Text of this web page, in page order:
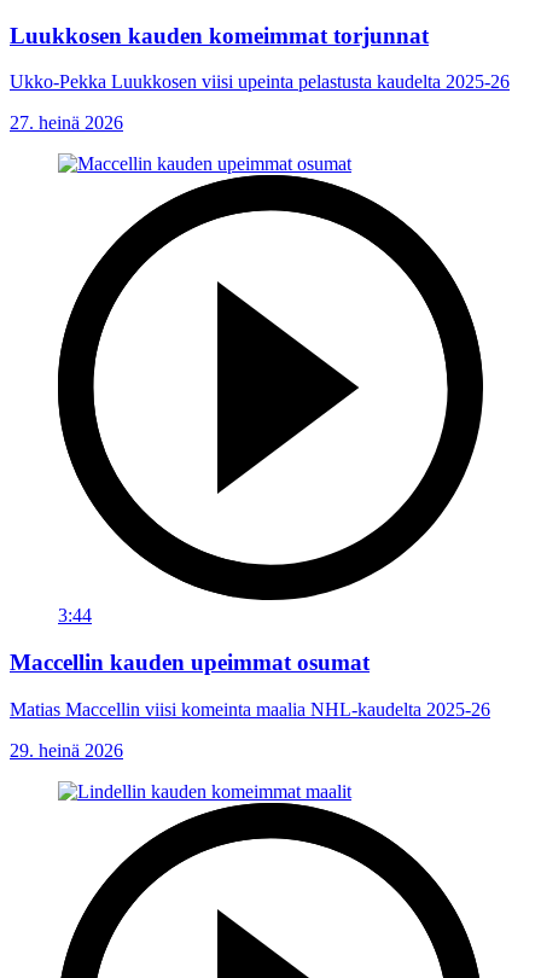
Luukkosen kauden komeimmat torjunnat
Ukko-Pekka Luukkosen viisi upeinta pelastusta kaudelta 2025-26
27. heinä 2026
3:44
Maccellin kauden upeimmat osumat
Matias Maccellin viisi komeinta maalia NHL-kaudelta 2025-26
29. heinä 2026